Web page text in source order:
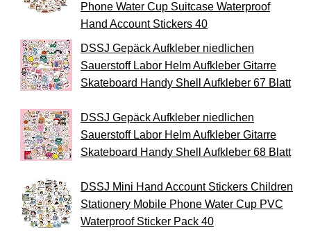
Phone Water Cup Suitcase Waterproof
Hand Account Stickers 40
DSSJ Gepäck Aufkleber niedlichen
Sauerstoff Labor Helm Aufkleber Gitarre
Skateboard Handy Shell Aufkleber 67 Blatt
DSSJ Gepäck Aufkleber niedlichen
Sauerstoff Labor Helm Aufkleber Gitarre
Skateboard Handy Shell Aufkleber 68 Blatt
DSSJ Mini Hand Account Stickers Children
Stationery Mobile Phone Water Cup PVC
Waterproof Sticker Pack 40